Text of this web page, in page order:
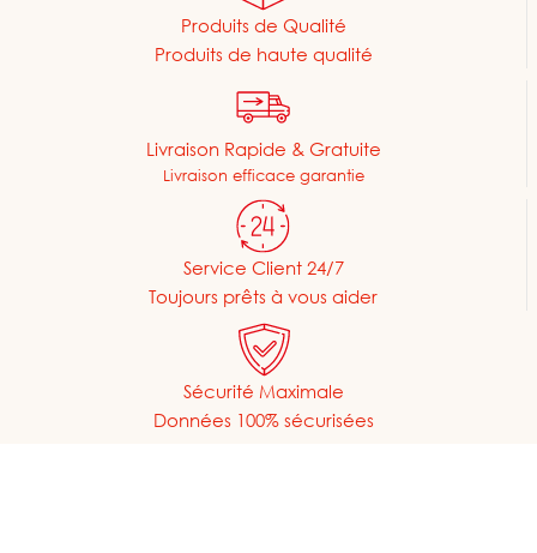
Produits de Qualité
Produits de haute qualité
Livraison Rapide & Gratuite
Livraison efficace garantie
Service Client 24/7
Toujours prêts à vous aider
Sécurité Maximale
Données 100% sécurisées